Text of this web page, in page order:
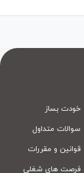
خودت بساز
سوالات متداول
قوانین و مقررات
فرصت های شغلی